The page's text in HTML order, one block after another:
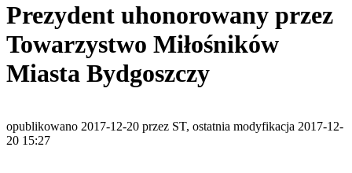
Prezydent uhonorowany przez
Towarzystwo Miłośników
Miasta Bydgoszczy
opublikowano 2017-12-20 przez ST, ostatnia modyfikacja 2017-12-
20 15:27